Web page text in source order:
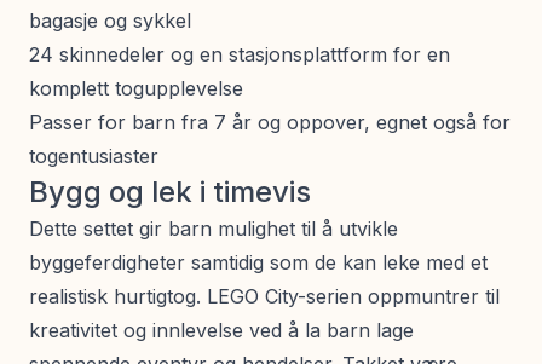
bagasje og sykkel
24 skinnedeler og en stasjonsplattform for en
komplett togupplevelse
Passer for barn fra 7 år og oppover, egnet også for
togentusiaster
Bygg og lek i timevis
Dette settet gir barn mulighet til å utvikle
byggeferdigheter samtidig som de kan leke med et
realistisk hurtigtog. LEGO City-serien oppmuntrer til
kreativitet og innlevelse ved å la barn lage